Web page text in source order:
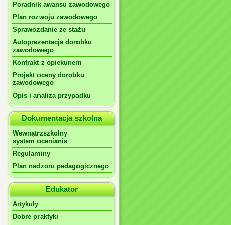
Poradnik awansu zawodowego
Plan rozwoju zawodowego
Sprawozdanie ze stażu
Autoprezentacja dorobku
zawodowego
Kontrakt z opiekunem
Projekt oceny dorobku
zawodowego
Opis i analiza przypadku
Dokumentacja szkolna
Wewnątrzszkolny
system oceniania
Regulaminy
Plan nadzoru pedagogicznego
Edukator
Artykuły
Dobre praktyki